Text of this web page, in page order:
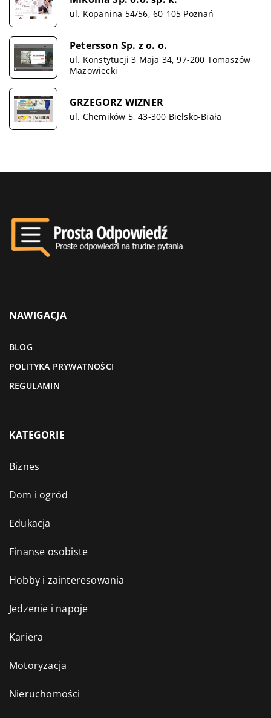
ul. Kopanina 54/56, 60-105 Poznań
Petersson Sp. z o. o.
ul. Konstytucji 3 Maja 34, 97-200 Tomaszów
Mazowiecki
GRZEGORZ WIZNER
ul. Chemików 5, 43-300 Bielsko-Biała
NAWIGACJA
BLOG
POLITYKA PRYWATNOŚCI
REGULAMIN
KATEGORIE
Biznes
Dom i ogród
Edukacja
Finanse osobiste
Hobby i zainteresowania
Jedzenie i napoje
Kariera
Motoryzacja
Nieruchomości